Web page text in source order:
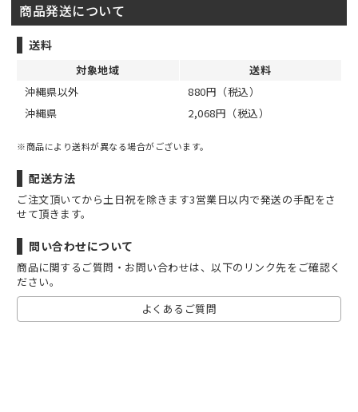
商品発送について
送料
対象地域
送料
沖縄県以外
880円（税込）
沖縄県
2,068円（税込）
※商品により送料が異なる場合がございます。
配送方法
ご注文頂いてから土日祝を除きます3営業日以内で発送の手配をさ
せて頂きます。
問い合わせについて
商品に関するご質問・お問い合わせは、以下のリンク先をご確認く
ださい。
よくあるご質問